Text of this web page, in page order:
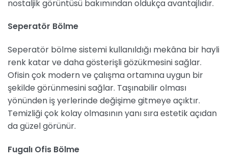
nostaljik görüntüsü bakımından oldukça avantajlıdır.
Seperatör Bölme
Seperatör bölme sistemi kullanıldığı mekâna bir hayli
renk katar ve daha gösterişli gözükmesini sağlar.
Ofisin çok modern ve çalışma ortamına uygun bir
şekilde görünmesini sağlar. Taşınabilir olması
yönünden iş yerlerinde değişime gitmeye açıktır.
Temizliği çok kolay olmasının yanı sıra estetik açıdan
da güzel görünür.
Fugalı Ofis Bölme